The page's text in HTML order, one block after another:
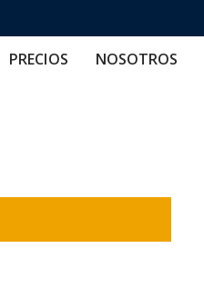
PRECIOS NOSOTROS